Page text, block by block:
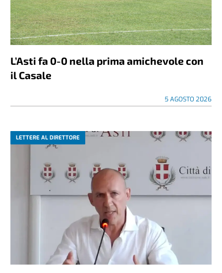
L’Asti fa 0-0 nella prima amichevole con
il Casale
5 AGOSTO 2026
LETTERE AL DIRETTORE